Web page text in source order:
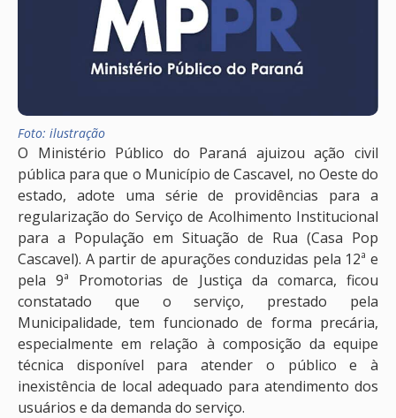
Foto: ilustração
O Ministério Público do Paraná ajuizou ação civil
pública para que o Município de Cascavel, no Oeste do
estado, adote uma série de providências para a
regularização do Serviço de Acolhimento Institucional
para a População em Situação de Rua (Casa Pop
Cascavel). A partir de apurações conduzidas pela 12ª e
pela 9ª Promotorias de Justiça da comarca, ficou
constatado que o serviço, prestado pela
Municipalidade, tem funcionado de forma precária,
especialmente em relação à composição da equipe
técnica disponível para atender o público e à
inexistência de local adequado para atendimento dos
usuários e da demanda do serviço.